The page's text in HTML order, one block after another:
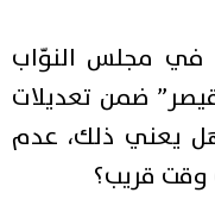
في مجلس النوّاب
ضمن تعديلات
يعني ذلك، عدم
وقت قريب؟